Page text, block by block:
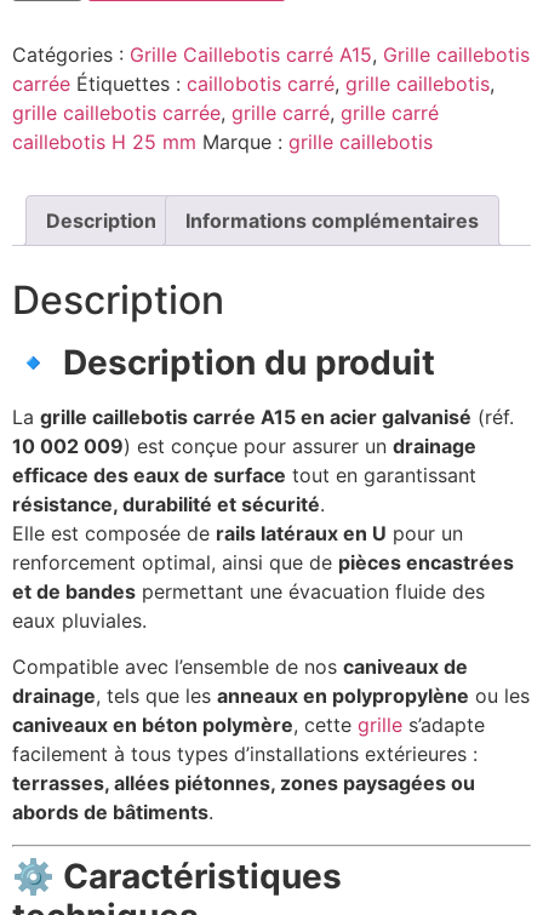
Catégories : Grille Caillebotis carré A15, Grille caillebotis
carrée Étiquettes : caillobotis carré, grille caillebotis,
grille caillebotis carrée, grille carré, grille carré
caillebotis H 25 mm Marque : grille caillebotis
Description Informations complémentaires
Description
🔹 Description du produit
La grille caillebotis carrée A15 en acier galvanisé (réf.
10 002 009) est conçue pour assurer un drainage
efficace des eaux de surface tout en garantissant
résistance, durabilité et sécurité.
Elle est composée de rails latéraux en U pour un
renforcement optimal, ainsi que de pièces encastrées
et de bandes permettant une évacuation fluide des
eaux pluviales.
Compatible avec l’ensemble de nos caniveaux de
drainage, tels que les anneaux en polypropylène ou les
caniveaux en béton polymère, cette grille s’adapte
facilement à tous types d’installations extérieures :
terrasses, allées piétonnes, zones paysagées ou
abords de bâtiments.
⚙️ Caractéristiques